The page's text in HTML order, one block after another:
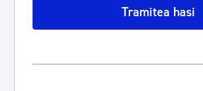
Tramitea hasi